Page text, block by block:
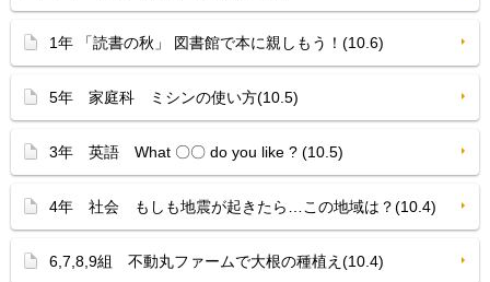
1年 「読書の秋」 図書館で本に親しもう！(10.6)
5年 家庭科 ミシンの使い方(10.5)
3年 英語 What 〇〇 do you like ? (10.5)
4年 社会 もしも地震が起きたら…この地域は？(10.4)
6,7,8,9組 不動丸ファームで大根の種植え(10.4)